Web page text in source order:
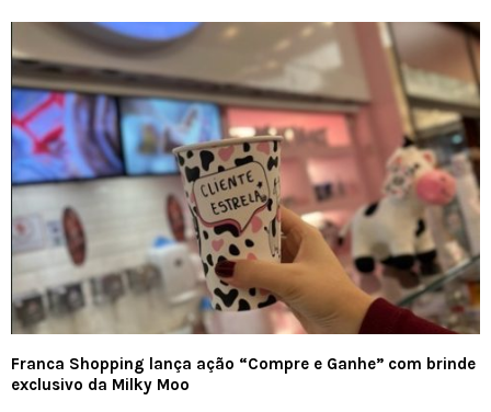
Franca Shopping lança ação “Compre e Ganhe” com brinde
exclusivo da Milky Moo